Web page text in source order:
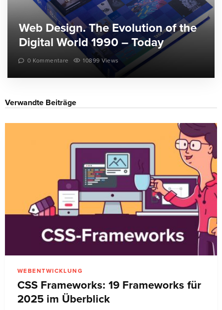
Web Design. The Evolution of the
Digital World 1990 – Today
0 Kommentare 10899 Views
Verwandte Beiträge
WEBENTWICKLUNG
CSS Frameworks: 19 Frameworks für
2025 im Überblick